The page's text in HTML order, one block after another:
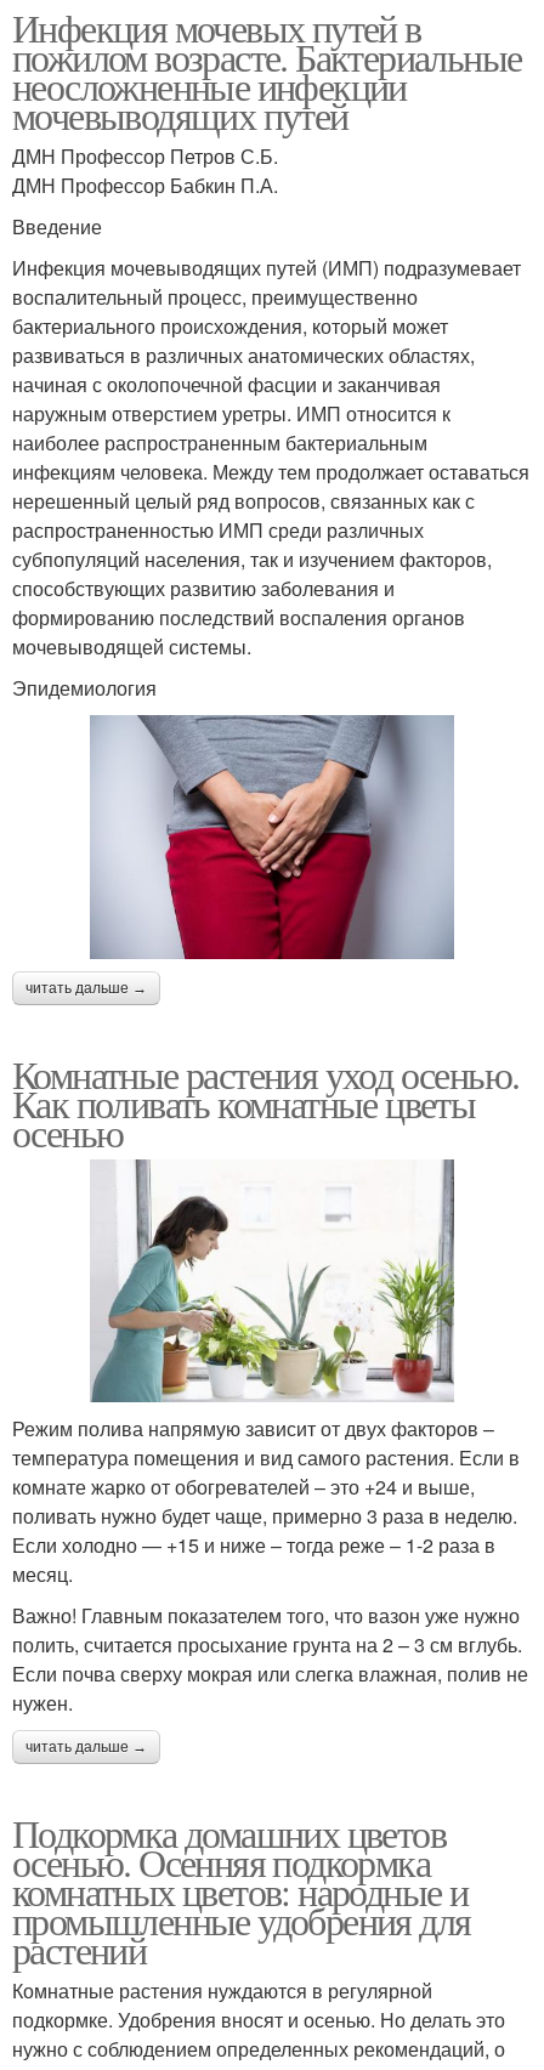
Инфекция мочевых путей в
пожилом возрасте. Бактериальные
неосложненные инфекции
мочевыводящих путей
ДМН Профессор Петров С.Б.
ДМН Профессор Бабкин П.А.
Введение
Инфекция мочевыводящих путей (ИМП) подразумевает
воспалительный процесс, преимущественно
бактериального происхождения, который может
развиваться в различных анатомических областях,
начиная с околопочечной фасции и заканчивая
наружным отверстием уретры. ИМП относится к
наиболее распространенным бактериальным
инфекциям человека. Между тем продолжает оставаться
нерешенный целый ряд вопросов, связанных как с
распространенностью ИМП среди различных
субпопуляций населения, так и изучением факторов,
способствующих развитию заболевания и
формированию последствий воспаления органов
мочевыводящей системы.
Эпидемиология
читать дальше →
Комнатные растения уход осенью.
Как поливать комнатные цветы
осенью
Режим полива напрямую зависит от двух факторов –
температура помещения и вид самого растения. Если в
комнате жарко от обогревателей – это +24 и выше,
поливать нужно будет чаще, примерно 3 раза в неделю.
Если холодно — +15 и ниже – тогда реже – 1-2 раза в
месяц.
Важно! Главным показателем того, что вазон уже нужно
полить, считается просыхание грунта на 2 – 3 см вглубь.
Если почва сверху мокрая или слегка влажная, полив не
нужен.
читать дальше →
Подкормка домашних цветов
осенью. Осенняя подкормка
комнатных цветов: народные и
промышленные удобрения для
растений
Комнатные растения нуждаются в регулярной
подкормке. Удобрения вносят и осенью. Но делать это
нужно с соблюдением определенных рекомендаций, о